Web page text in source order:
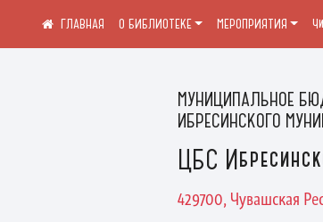
МУНИЦИПАЛЬНОЕ
ИБРЕСИНСКОГО
ЦБС
429700, Чувашская
О БИБЛИОТЕКЕ МЕРОПРИЯТИЯ